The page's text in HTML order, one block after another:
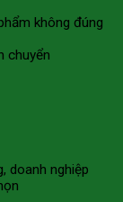
không đúng
chuyển
doanh nghiệp